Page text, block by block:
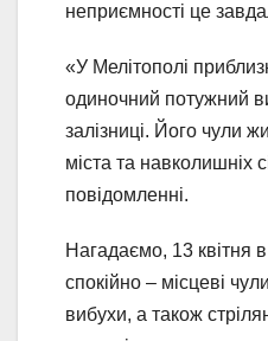
неприємності це
«У Мелітополі
одиночний потужний
залізниці. Його чули
міста та навколишніх
повідомленні.
Нагадаємо, 13 квітня
спокійно – місцеві
вибухи, а також